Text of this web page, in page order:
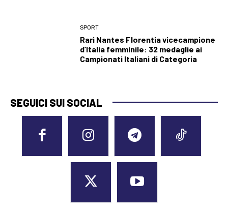
SPORT
Rari Nantes Florentia vicecampione
d’Italia femminile: 32 medaglie ai
Campionati Italiani di Categoria
SEGUICI SUI SOCIAL